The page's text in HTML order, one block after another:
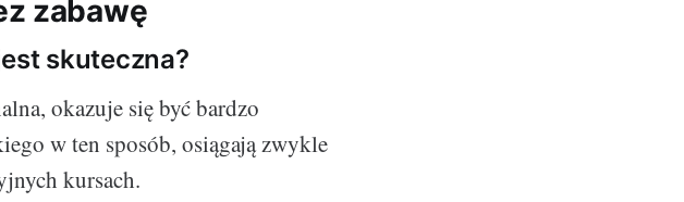
zabawę
skuteczna?
okazuje się być bardzo
w ten sposób, osiągają zwykle
kursach.